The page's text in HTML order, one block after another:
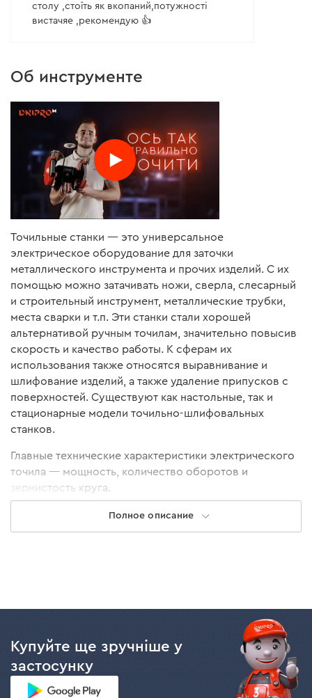
столу ,стоїть як вкопаний,потужності
вистачяе ,рекомендую 👍
Об инструменте
Точильные станки — это универсальное
электрическое оборудование для заточки
металлического инструмента и прочих изделий. С их
помощью можно затачивать ножи, сверла, слесарный
и строительный инструмент, металлические трубки,
места сварки и т.п. Эти станки стали хорошей
альтернативой ручным точилам, значительно повысив
скорость и качество работы. К сферам их
использования также относятся выравнивание и
шлифование изделий, а также удаление припусков с
поверхностей. Существуют как настольные, так и
стационарные модели точильно-шлифовальных
станков.
Главные технические характеристики электрического
точила — мощность, количество оборотов и
зернистость круга.
В нашем ассортименте Вы найдете станки
мощностью до 520 Вт — это позволяет им
Зернистость абразивных кругов, установленных
на каждый станок, составляет Р36 и Р60. Вы
сможете проводить как черновую, так и
Полное описание
Купуйте ще зручніше у
застосунку